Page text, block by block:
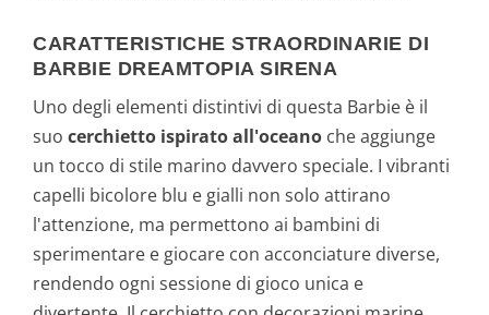
CARATTERISTICHE STRAORDINARIE DI
BARBIE DREAMTOPIA SIRENA
Uno degli elementi distintivi di questa Barbie è il
suo cerchietto ispirato all'oceano che aggiunge
un tocco di stile marino davvero speciale. I vibranti
capelli bicolore blu e gialli non solo attirano
l'attenzione, ma permettono ai bambini di
sperimentare e giocare con acconciature diverse,
rendendo ogni sessione di gioco unica e